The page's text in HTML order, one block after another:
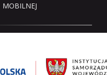
MOBILNEJ